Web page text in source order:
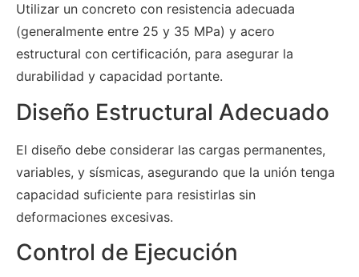
Utilizar un concreto con resistencia adecuada
(generalmente entre 25 y 35 MPa) y acero
estructural con certificación, para asegurar la
durabilidad y capacidad portante.
Diseño Estructural Adecuado
El diseño debe considerar las cargas permanentes,
variables, y sísmicas, asegurando que la unión tenga
capacidad suficiente para resistirlas sin
deformaciones excesivas.
Control de Ejecución